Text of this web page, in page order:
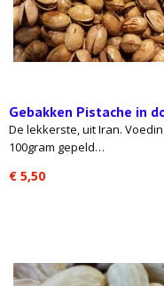
Gebakken Pistache in
De lekkerste, uit Iran.
100gram gepeld…
€ 5,50